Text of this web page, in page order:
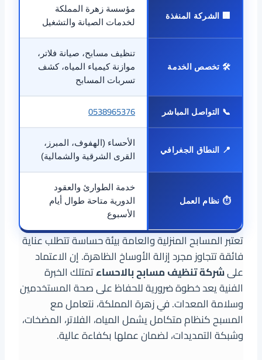
🏢 الشركة المنفذة
مؤسسة زهرة المملكة
لخدمات الصيانة والتشغيل
🛠️ تخصص الخدمة
تنظيف مسابح، صيانة فلاتر،
موازنة كيمياء المياه، كشف
تسربات المسابح
📞 التواصل المباشر 0538965376
📍 النطاق الجغرافي
الأحساء (الهفوف، المبرز،
القرى الشرقية والشمالية)
⏱️ نظام العمل
خدمة الطوارئ والعقود
الدورية متاحة طوال أيام
الأسبوع
تعتبر المسابح المنزلية والعامة بيئة حساسة تتطلب عناية
فائقة تتجاوز مجرد إزالة الأوساخ الظاهرة. إن الاعتماد
علىشركة تنظيف مسابح بالاحساءتمتلك الخبرة
الفنية يعد خطوة ضرورية للحفاظ على صحة المستخدمين
وسلامة المعدات. في زهرة المملكة، نتعامل مع
المسبح كنظام متكامل يشمل المياه، الفلاتر، المضخات،
وشبكة التمديدات، لضمان عملها بكفاءة عالية.